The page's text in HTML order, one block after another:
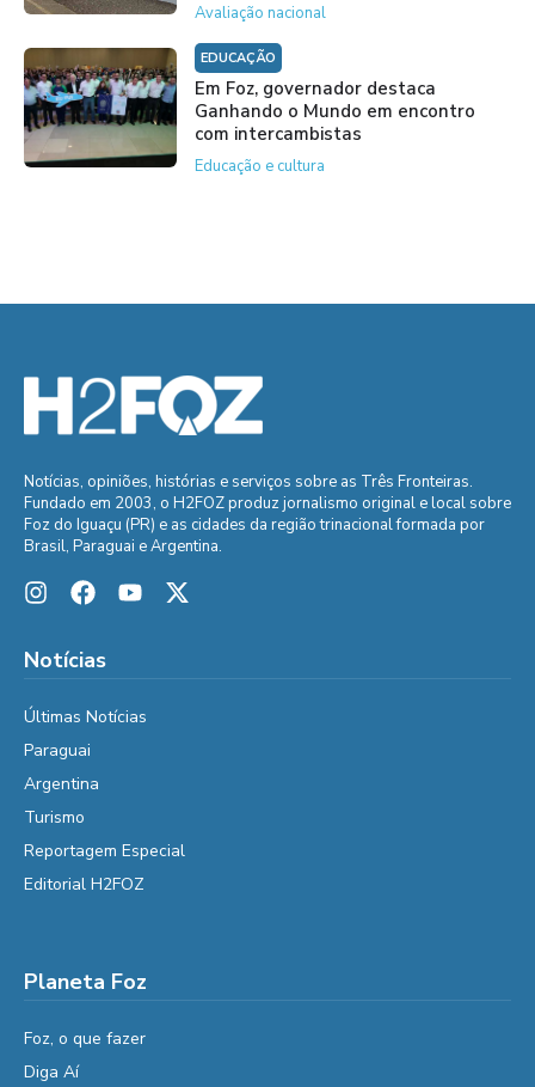
Avaliação nacional
EDUCAÇÃO
Em Foz, governador destaca
Ganhando o Mundo em encontro
com intercambistas
Educação e cultura
Notícias, opiniões, histórias e serviços sobre as Três Fronteiras.
Fundado em 2003, o H2FOZ produz jornalismo original e local sobre
Foz do Iguaçu (PR) e as cidades da região trinacional formada por
Brasil, Paraguai e Argentina.
Notícias
Últimas Notícias
Paraguai
Argentina
Turismo
Reportagem Especial
Editorial H2FOZ
Planeta Foz
Foz, o que fazer
Diga Aí